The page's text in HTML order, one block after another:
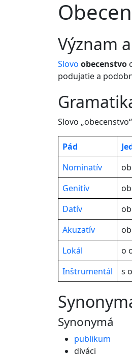
význam
Slovo obecenstvo
podujatie a
Slovo
Pád
Nominatív
Genitív
Datív
Akuzatív
Lokál
o
Inštrumentál
s
Synonymá
publikum
diváci